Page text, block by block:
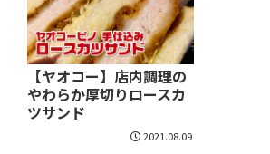
【ヤオコー】店内調理の
やわらか厚切りロースカ
ツサンド
2021.08.09